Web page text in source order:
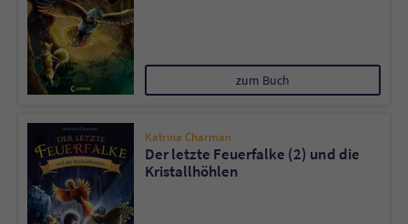
zum Buch
Katrina Charman
Der letzte Feuerfalke (2) und die
Kristallhöhlen